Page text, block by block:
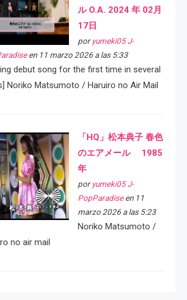
ル O.A. 2024 年 02月
17日
por yumeki05 J-
en 11 marzo 2026 a las 5:33
debut song for the first time in several
Noriko Matsumoto / Haruiro no Air Mail
「HQ」松本典子 春色
のエアメール 1985
年
por yumeki05 J-
PopParadiseen 11
marzo 2026 a las 5:23
Noriko Matsumoto /
no air mail